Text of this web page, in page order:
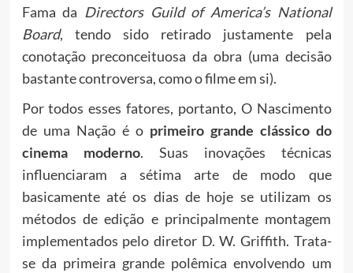
Fama da Directors Guild of America’s National
Board, tendo sido retirado justamente pela
conotação preconceituosa da obra (uma decisão
bastante controversa, como o filme em si).
Por todos esses fatores, portanto, O Nascimento
de uma Nação é o primeiro grande clássico do
cinema moderno. Suas inovações técnicas
influenciaram a sétima arte de modo que
basicamente até os dias de hoje se utilizam os
métodos de edição e principalmente montagem
implementados pelo diretor D. W. Griffith. Trata-
se da primeira grande polêmica envolvendo um